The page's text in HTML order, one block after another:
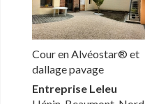
Cour en Alvéostar® et
dallage pavage
Entreprise Leleu